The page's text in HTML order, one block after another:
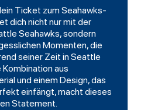
Ticket zum Seahawks-
dich nicht nur mit der
Seahawks, sondern
Momenten, die
seiner Zeit in Seattle
aus
und einem Design, das
einfängt, macht dieses
Statement.